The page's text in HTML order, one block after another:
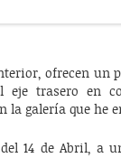
ofrecen un
eje trasero en
galería que he
14 de Abril, a